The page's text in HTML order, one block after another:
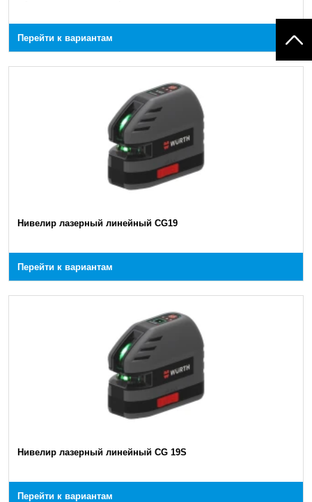
Перейти к вариантам
Нивелир лазерный линейный CG19
Перейти к вариантам
Нивелир лазерный линейный CG 19S
Перейти к вариантам